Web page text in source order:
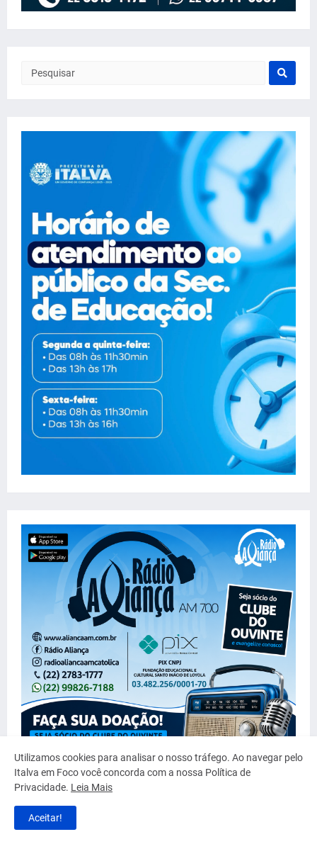
Utilizamos cookies para analisar o nosso tráfego. Ao navegar pelo
Italva em Foco você concorda com a nossa Política de
Privacidade. Leia Mais
Aceitar!